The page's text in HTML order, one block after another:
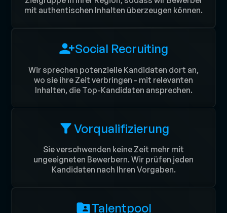
mit authentischen Inhalten überzeugen können.
Social Recruiting
Wir sprechen potenzielle Kandidaten dort an,
wo sie ihre Zeit verbringen - mit relevanten
Inhalten, die Top-Kandidaten ansprechen.
Vorqualifizierung
Sie verschwenden keine Zeit mehr mit
ungeeigneten Bewerbern. Wir prüfen jeden
Kandidaten nach Ihren Vorgaben.
Talentpool